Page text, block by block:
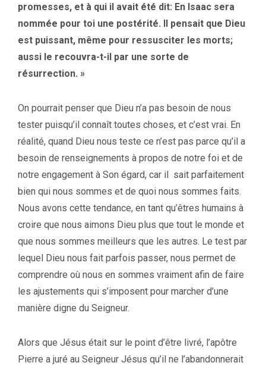
promesses, et à qui il avait été dit: En Isaac sera
nommée pour toi une postérité. Il pensait que Dieu
est puissant, même pour ressusciter les morts;
aussi le recouvra-t-il par une sorte de
résurrection. »
On pourrait penser que Dieu n’a pas besoin de nous
tester puisqu’il connaît toutes choses, et c’est vrai. En
réalité, quand Dieu nous teste ce n’est pas parce qu’il a
besoin de renseignements à propos de notre foi et de
notre engagement à Son égard, car il sait parfaitement
bien qui nous sommes et de quoi nous sommes faits.
Nous avons cette tendance, en tant qu’êtres humains à
croire que nous aimons Dieu plus que tout le monde et
que nous sommes meilleurs que les autres. Le test par
lequel Dieu nous fait parfois passer, nous permet de
comprendre où nous en sommes vraiment afin de faire
les ajustements qui s’imposent pour marcher d’une
manière digne du Seigneur.
Alors que Jésus était sur le point d’être livré, l’apôtre
Pierre a juré au Seigneur Jésus qu’il ne l’abandonnerait